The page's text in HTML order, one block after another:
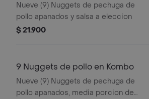
Nueve (9) Nuggets de pechuga de
pollo apanados y salsa a eleccion
$ 21.900
9 Nuggets de pollo en Kombo
Nueve (9) Nuggets de pechuga de
pollo apanados, media porcion de